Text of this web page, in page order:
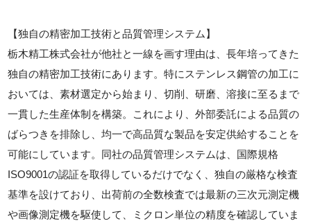
【独自の精密加工技術と品質管理システム】
栃木精工株式会社が他社と一線を画す理由は、長年培ってきた
独自の精密加工技術にあります。特にステンレス鋼管の加工に
おいては、素材選定から始まり、切削、研磨、溶接に至るまで
一貫した生産体制を構築。これにより、外部委託による品質の
ばらつきを排除し、均一で高品質な製品を安定供給することを
可能にしています。同社の品質管理システムは、国際規格
ISO9001の認証を取得しているだけでなく、独自の厳格な検査
基準を設けており、出荷前の全数検査では最新の三次元測定機
や画像測定機を駆使して、ミクロン単位の精度を確認していま